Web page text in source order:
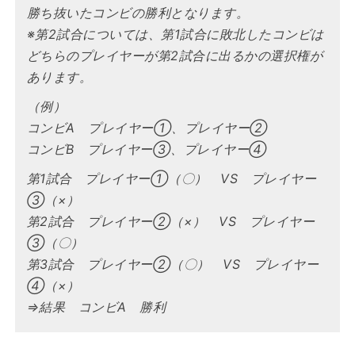
勝ち抜いたコンビの勝利となります。
※第2試合については、第1試合に敗北したコンビは
どちらのプレイヤーが第2試合に出るかの選択権が
あります。
（例）
コンビA プレイヤー①、プレイヤー②
コンビB プレイヤー③、プレイヤー④
第1試合 プレイヤー①（〇） VS プレイヤー
③（×）
第2試合 プレイヤー②（×） VS プレイヤー
③（〇）
第3試合 プレイヤー②（〇） VS プレイヤー
④（×）
⇒結果 コンビA 勝利